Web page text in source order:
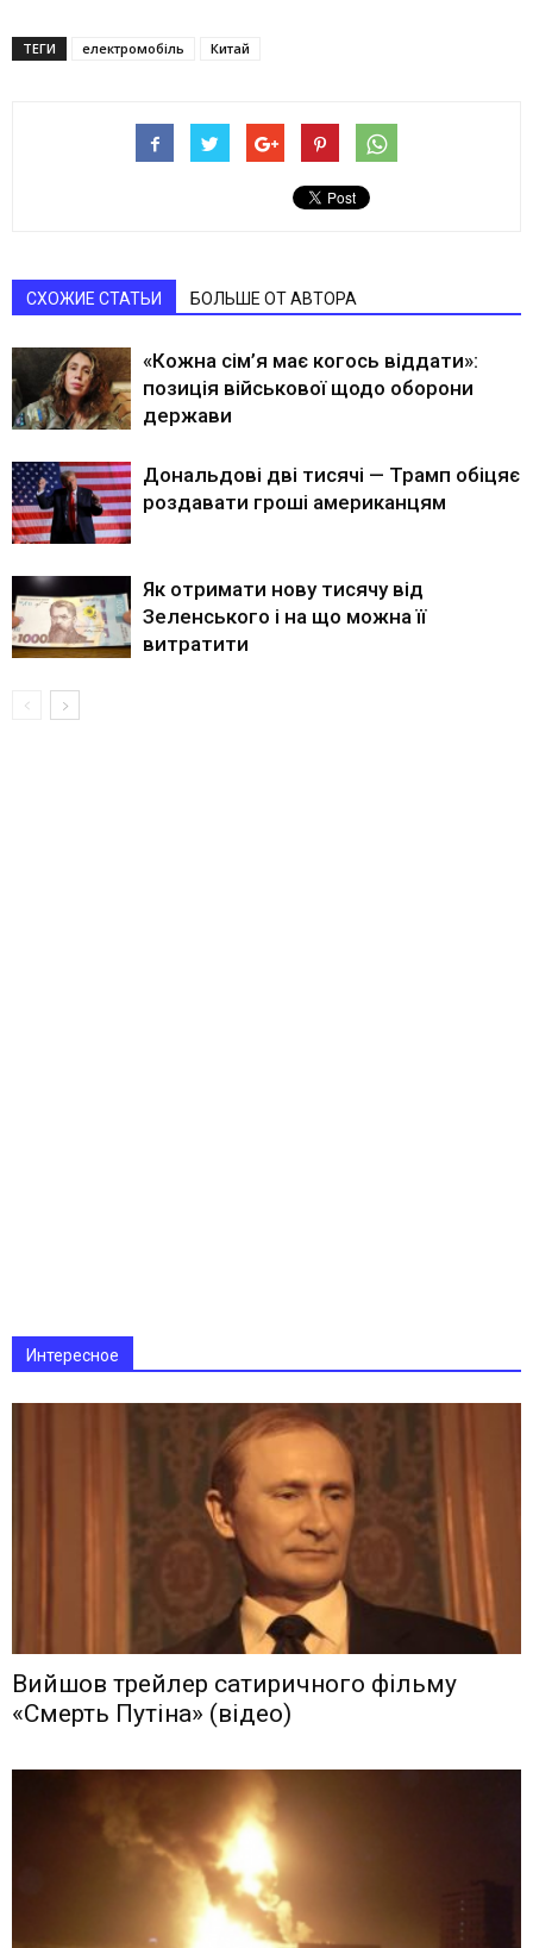
ТЕГИ електромобіль Китай
СХОЖИЕ СТАТЬИ БОЛЬШЕ ОТ АВТОРА
«Кожна сім’я має когось віддати»:
позиція військової щодо оборони
держави
Дональдові дві тисячі — Трамп обіцяє
роздавати гроші американцям
Як отримати нову тисячу від
Зеленського і на що можна її
витратити
Интересное
Вийшов трейлер сатиричного фільму
«Смерть Путіна» (відео)